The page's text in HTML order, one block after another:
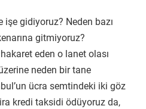
işe gidiyoruz? Neden bazı
gitmiyoruz?
eden o lanet olası
neden bir tane
ücra semtindeki iki göz
kredi taksidi ödüyoruz da,